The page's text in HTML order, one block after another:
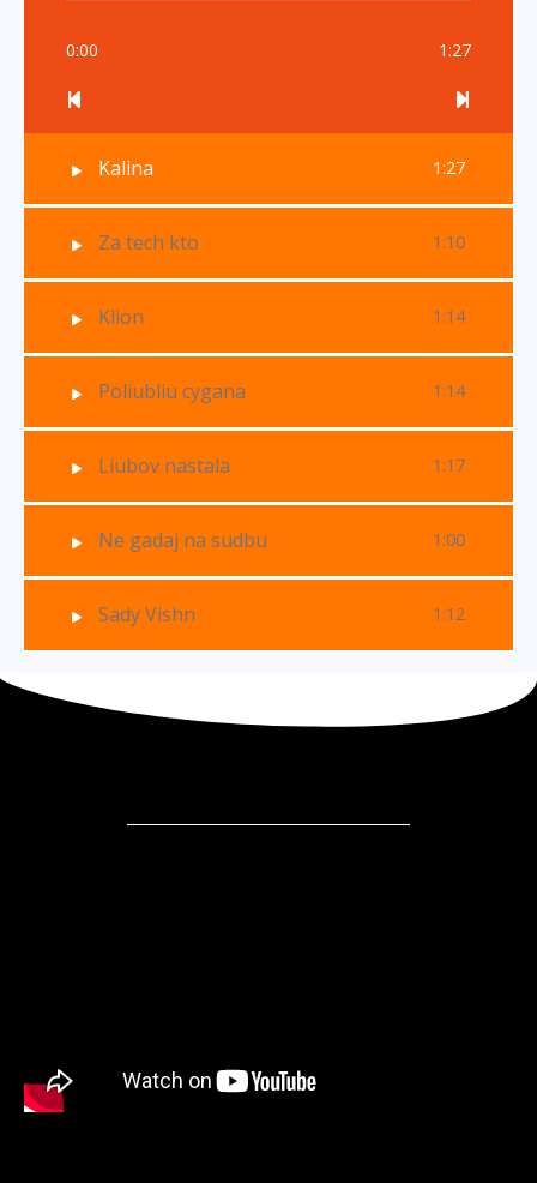
0:00 1:27
Kalina 1:27
Za tech kto 1:10
Klion 1:14
Poliubliu cygana 1:14
Liubov nastala 1:17
Ne gadaj na sudbu 1:00
Sady Vishn 1:12